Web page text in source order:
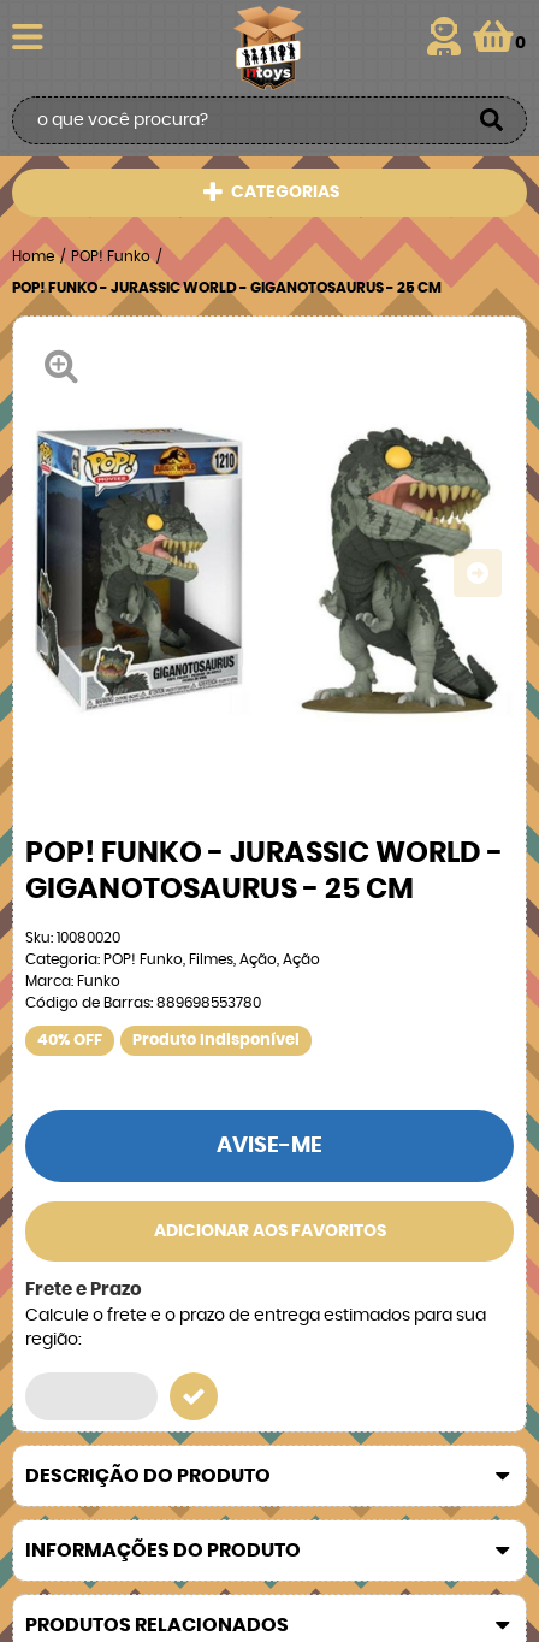
0
CATEGORIAS
Home POP! Funko
POP! FUNKO - JURASSIC WORLD - GIGANOTOSAURUS - 25 CM
POP! FUNKO - JURASSIC WORLD -
GIGANOTOSAURUS - 25 CM
Sku: 10080020
Categoria: POP! Funko Filmes Ação Ação
Marca: Funko
Código de Barras: 889698553780
40% OFF Produto Indisponível
AVISE-ME
ADICIONAR AOS FAVORITOS
Frete e Prazo
Calcule o frete e o prazo de entrega estimados para sua
região:
DESCRIÇÃO DO PRODUTO
INFORMAÇÕES DO PRODUTO
PRODUTOS RELACIONADOS